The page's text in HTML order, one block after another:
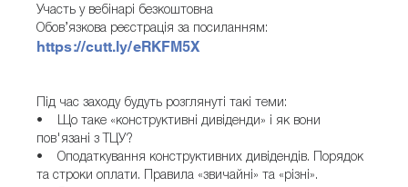
Участь у вебінарі безкоштовна
Обов’язкова реєстрація за посиланням:
https://cutt.ly/eRKFM5X
Під час заходу будуть розглянуті такі теми:
• Що таке «конструктивні дивіденди» і як вони
пов'язані з ТЦУ?
• Оподаткування конструктивних дивідендів. Порядок
та строки оплати. Правила «звичайні» та «різні».